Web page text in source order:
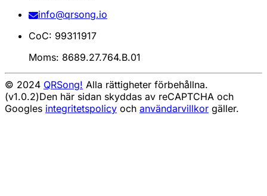
info@qrsong.io
CoC: 99311917
Moms: 8689.27.764.B.01
© 2024 QRSong! Alla rättigheter förbehållna.
(v1.0.2)Den här sidan skyddas av reCAPTCHA och
Googles integritetspolicy och användarvillkor gäller.